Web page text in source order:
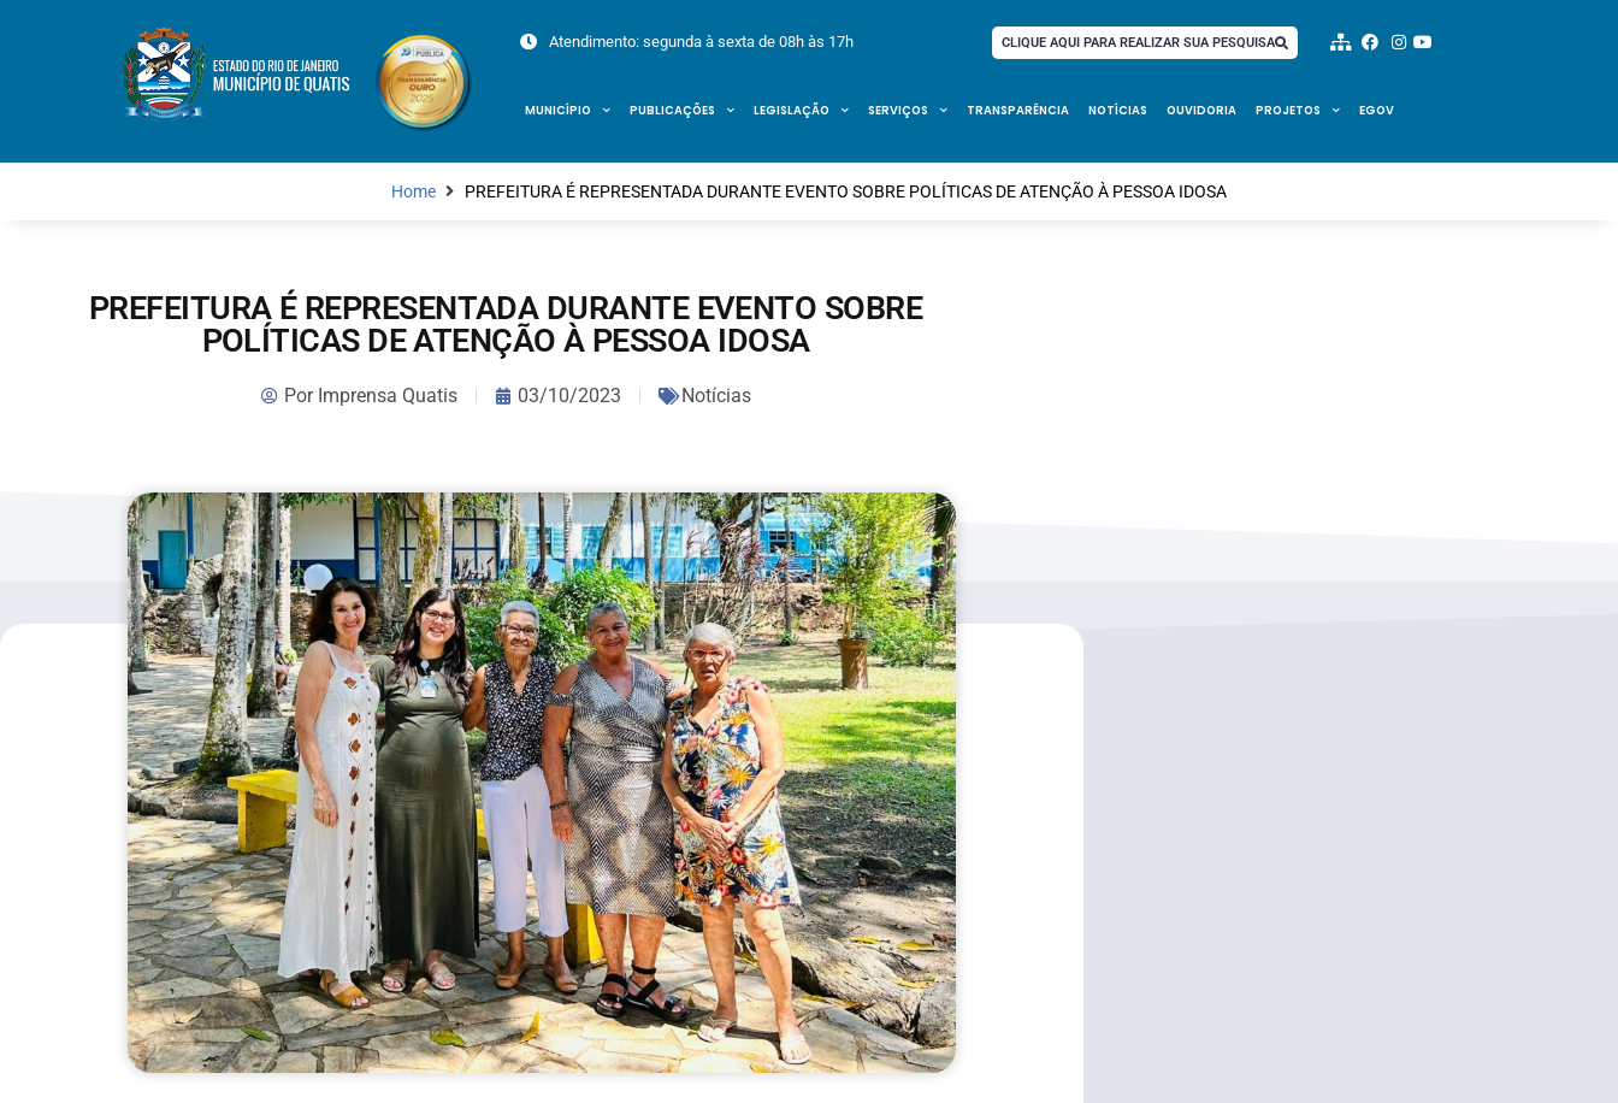
Atendimento: segunda à sexta de 08h às 17h CLIQUE AQUI PARA REALIZAR SUA PESQUISA
MUNICÍPIO PUBLICAÇÕES LEGISLAÇÃO SERVIÇOS TRANSPARÊNCIA NOTÍCIAS OUVIDORIA PROJETOS EGOV
Home PREFEITURA É REPRESENTADA DURANTE EVENTO SOBRE POLÍTICAS DE ATENÇÃO À PESSOA IDOSA
PREFEITURA É REPRESENTADA DURANTE EVENTO SOBRE
POLÍTICAS DE ATENÇÃO À PESSOA IDOSA
PorImprensa Quatis 03/10/2023 Notícias